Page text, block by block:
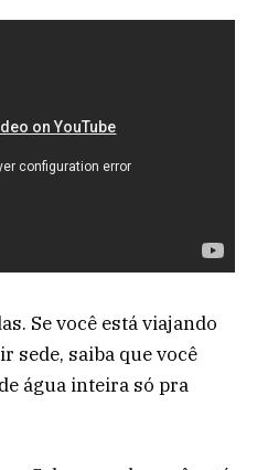
Se você está viajando
sede, saiba que você
água inteira só pra